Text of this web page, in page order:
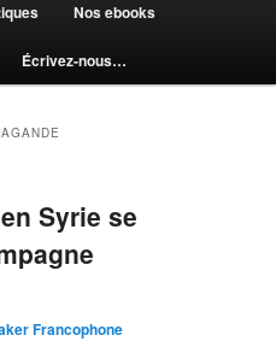
Nos ebooks
Écrivez-nous…
Syrie se
Francophone